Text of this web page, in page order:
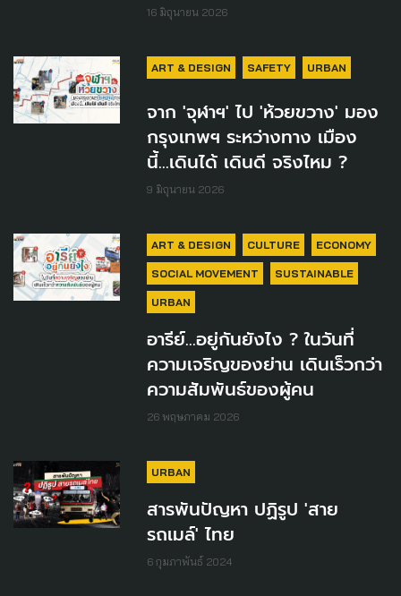
16 มิถุนายน 2026
ART & DESIGN SAFETY URBAN
จาก 'จุฬาฯ' ไป 'ห้วยขวาง' มอง
กรุงเทพฯ ระหว่างทาง เมือง
นี้...เดินได้ เดินดี จริงไหม ?
9 มิถุนายน 2026
ART & DESIGN CULTURE ECONOMY
SOCIAL MOVEMENT SUSTAINABLE
URBAN
อารีย์...อยู่กันยังไง ? ในวันที่
ความเจริญของย่าน เดินเร็วกว่า
ความสัมพันธ์ของผู้คน
26 พฤษภาคม 2026
URBAN
สารพันปัญหา ปฏิรูป 'สาย
รถเมล์' ไทย
6 กุมภาพันธ์ 2024